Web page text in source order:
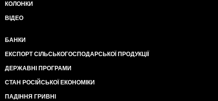
КОЛОНКИ
ВІДЕО
БАНКИ
ЕКСПОРТ СІЛЬСЬКОГОСПОДАРСЬКОЇ ПРОДУКЦІЇ
ДЕРЖАВНІ ПРОГРАМИ
СТАН РОСІЙСЬКОЇ ЕКОНОМІКИ
ПАДІННЯ ГРИВНІ